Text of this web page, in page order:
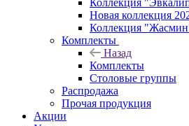
Коллекция
Новая коллекция
Коллекция
Комплекты
Назад
Комплекты
Столовые группы
Распродажа
Прочая продукция
Акции